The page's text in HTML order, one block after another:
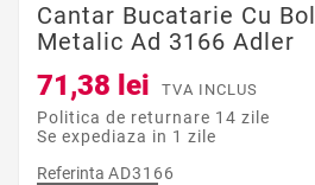
Cantar Bucatarie Cu Bol
Metalic Ad 3166 Adler
71,38 lei TVA INCLUS
Politica de returnare 14 zile
Se expediaza in 1 zile
Referinta AD3166